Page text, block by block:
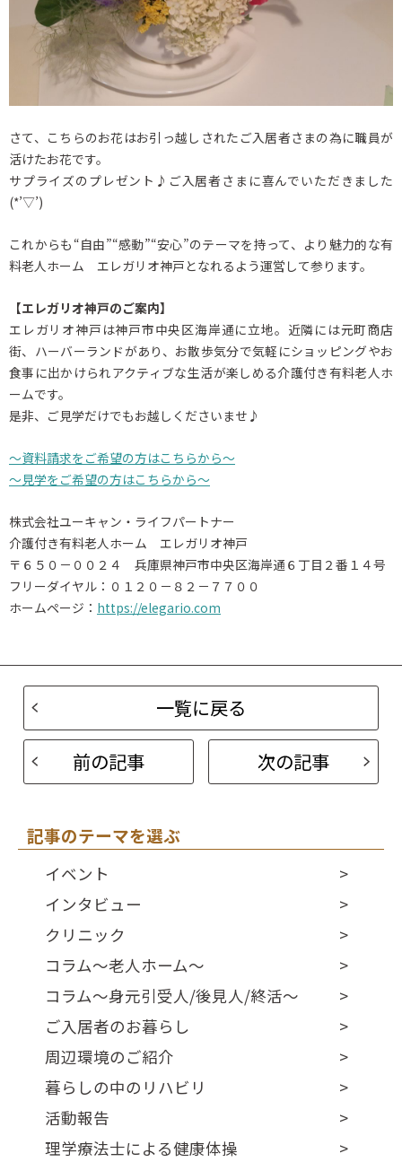
さて、こちらのお花はお引っ越しされたご入居者さまの為に職員が
活けたお花です。
サプライズのプレゼント♪ご入居者さまに喜んでいただきました
(*’▽’)
これからも“自由”“感動”“安心”のテーマを持って、より魅力的な有
料老人ホーム エレガリオ神戸となれるよう運営して参ります。
【エレガリオ神戸のご案内】
エレガリオ神戸は神戸市中央区海岸通に立地。近隣には元町商店
街、ハーバーランドがあり、お散歩気分で気軽にショッピングやお
食事に出かけられアクティブな生活が楽しめる介護付き有料老人ホ
ームです。
是非、ご見学だけでもお越しくださいませ♪
～資料請求をご希望の方はこちらから～
～見学をご希望の方はこちらから～
株式会社ユーキャン・ライフパートナー
介護付き有料老人ホーム エレガリオ神戸
〒６５０－００２４ 兵庫県神戸市中央区海岸通６丁目２番１４号
フリーダイヤル：０１２０－８２－７７００
ホームページ： https://elegario.com
一覧に戻る
前の記事
次の記事
記事のテーマを選ぶ
イベント
インタビュー
クリニック
コラム～老人ホーム～
コラム～身元引受人/後見人/終活～
ご入居者のお暮らし
周辺環境のご紹介
暮らしの中のリハビリ
活動報告
理学療法士による健康体操